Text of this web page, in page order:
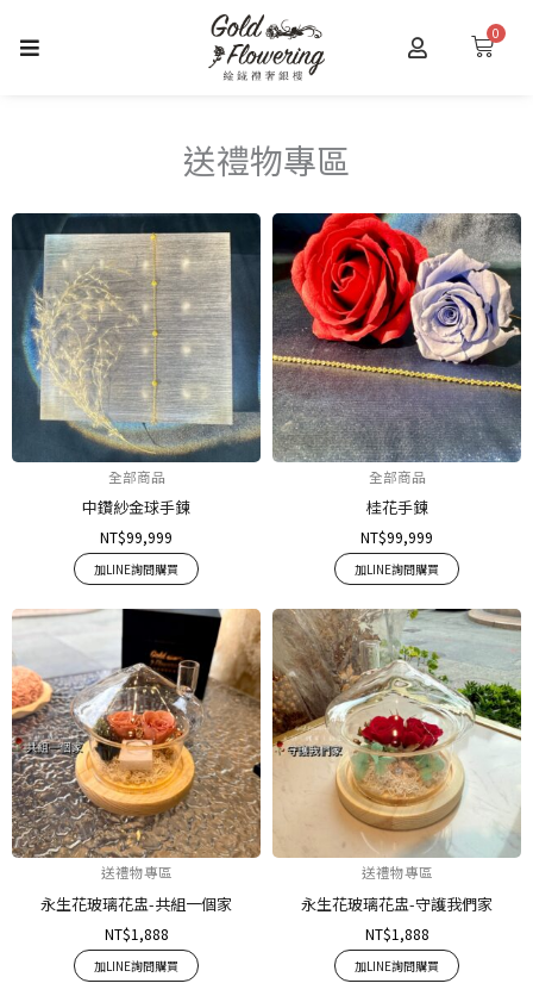
0
購
送禮物專區
全部商品
中鑽紗金球手鍊
NT$99,999
加LINE詢問購買
全部商品
桂花手鍊
NT$99,999
加LINE詢問購買
送禮物專區
永生花玻璃花盅-共組一個家
NT$1,888
加LINE詢問購買
送禮物專區
永生花玻璃花盅-守護我們家
NT$1,888
加LINE詢問購買